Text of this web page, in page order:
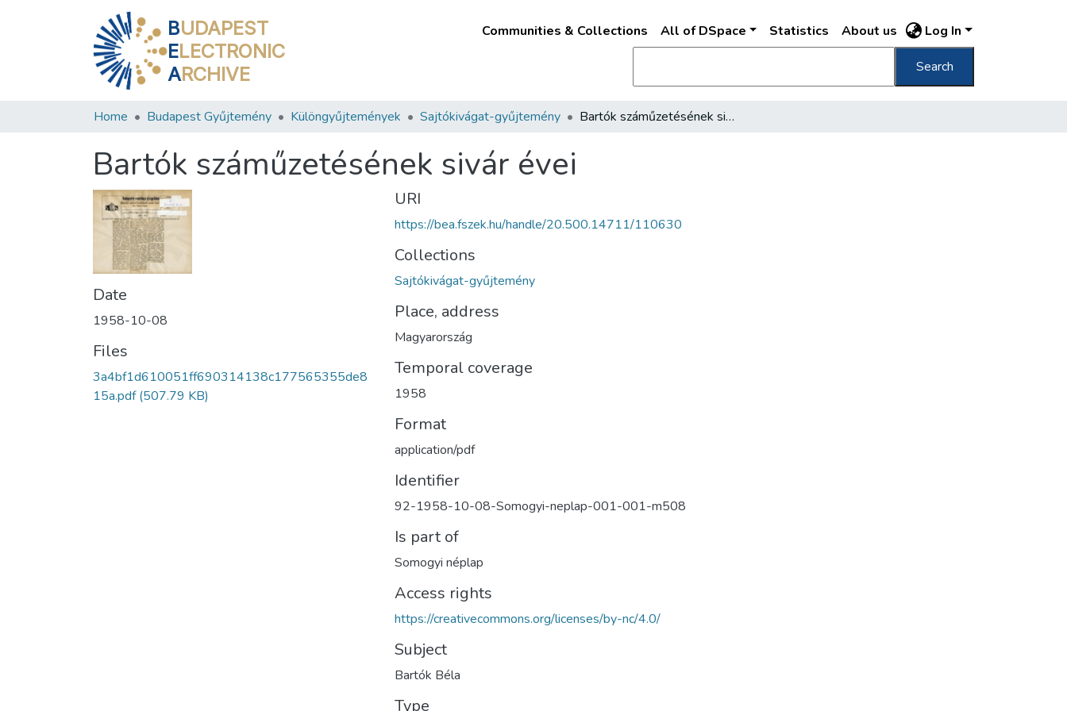
BUDAPEST
ELECTRONIC
ARCHIVE
Communities & Collections All of DSpace Statistics About us Log In
Search
Home Budapest Gyűjtemény Különgyűjtemények Sajtókivágat-gyűjtemény Bartók száműzetésének sivár évei
Bartók száműzetésének sivár évei
Date
1958-10-08
Files
3a4bf1d610051ff690314138c177565355de8
15a.pdf(507.79 KB)
URI
https://bea.fszek.hu/handle/20.500.14711/110630
Collections
Sajtókivágat-gyűjtemény
Place, address
Magyarország
Temporal coverage
1958
Format
application/pdf
Identifier
92-1958-10-08-Somogyi-neplap-001-001-m508
Is part of
Somogyi néplap
Access rights
https://creativecommons.org/licenses/by-nc/4.0/
Subject
Bartók Béla
Type